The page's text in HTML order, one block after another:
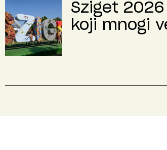
Sziget
koji mnogi